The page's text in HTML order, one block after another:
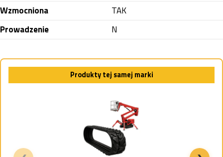
Wzmocniona
TAK
Prowadzenie
N
Produkty tej samej marki